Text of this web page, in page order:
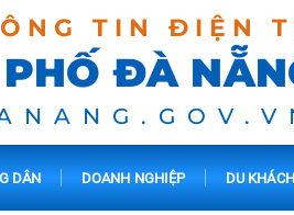
TIN ĐIỆN
ĐÀ
DÂN DOANH NGHIỆP DU KHÁCH